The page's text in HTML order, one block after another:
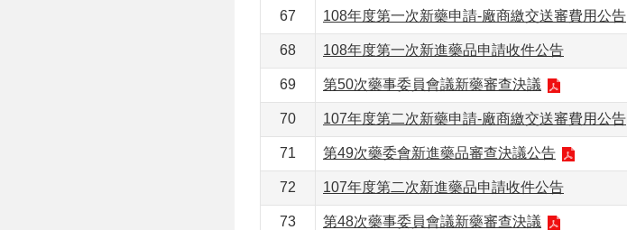
67 108年度第一次新藥申請-廠商繳交送審費用公告
68 108年度第一次新進藥品申請收件公告
69 第50次藥事委員會議新藥審查決議
70 107年度第二次新藥申請-廠商繳交送審費用公告
71 第49次藥委會新進藥品審查決議公告
72 107年度第二次新進藥品申請收件公告
73 第48次藥事委員會議新藥審查決議